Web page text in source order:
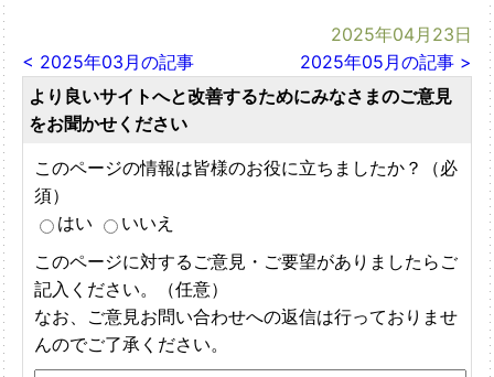
2025年04月23日
< 2025年03月の記事
2025年05月の記事 >
より良いサイトへと改善するためにみなさまのご意見
をお聞かせください
このページの情報は皆様のお役に立ちましたか？（必
須）
はい
いいえ
このページに対するご意見・ご要望がありましたらご
記入ください。（任意）
なお、ご意見お問い合わせへの返信は行っておりませ
んのでご了承ください。